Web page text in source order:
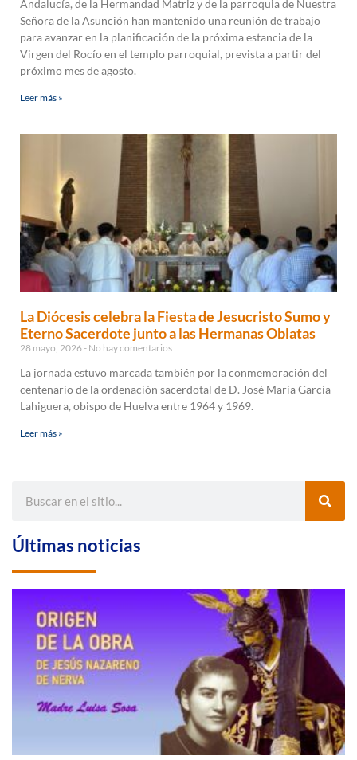
Andalucía, de la Hermandad Matriz y de la parroquia de Nuestra
Señora de la Asunción han mantenido una reunión de trabajo
para avanzar en la planificación de la próxima estancia de la
Virgen del Rocío en el templo parroquial, prevista a partir del
próximo mes de agosto.
Leer más »
La Diócesis celebra la Fiesta de Jesucristo Sumo y
Eterno Sacerdote junto a las Hermanas Oblatas
28 mayo, 2026 No hay comentarios
La jornada estuvo marcada también por la conmemoración del
centenario de la ordenación sacerdotal de D. José María García
Lahiguera, obispo de Huelva entre 1964 y 1969.
Leer más »
Últimas noticias